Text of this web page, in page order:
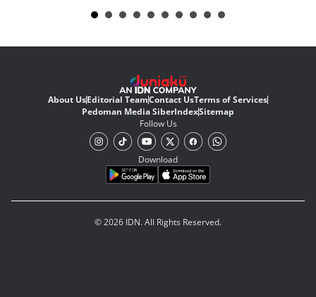
About UsEditorial TeamContact UsTerms of Services
Pedoman Media SiberIndexSitemap
Follow Us
Download
© 2026 IDN. All Rights Reserved.